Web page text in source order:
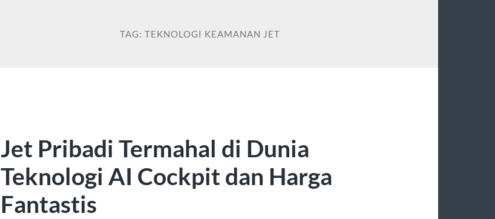
TAG:TEKNOLOGI KEAMANAN JET
Jet Pribadi Termahal di Dunia
Teknologi AI Cockpit dan Harga
Fantastis